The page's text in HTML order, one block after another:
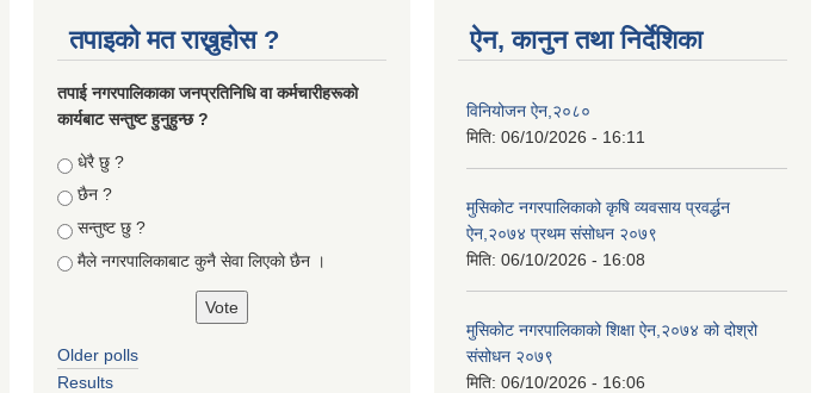
तपाइको मत राख्नुहोस ?
तपा‌ई नगरपालिकाका जनप्रतिनिधि वा कर्मचारीहरूकाे
कार्यबाट सन्तुष्ट हुनुहुन्छ ?
Choices
धेरै छु ?
छैन ?
सन्तुष्ट छु ?
मैले नगरपालिकाबाट कुनै सेवा लिएकाे छैन ।
Older polls
Results
ऐन, कानुन तथा निर्देशिका
विनियोजन ऐन,२०८०
मिति: 06/10/2026 - 16:11
मुसिकोट नगरपालिकाको कृषि व्यवसाय प्रवर्द्धन
ऐन,२०७४ प्रथम संसोधन २०७९
मिति: 06/10/2026 - 16:08
मुसिकोट नगरपालिकाको शिक्षा ऐन,२०७४ को दोश्रो
संसोधन २०७९
मिति: 06/10/2026 - 16:06